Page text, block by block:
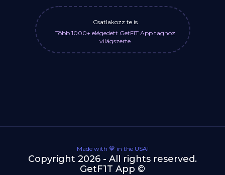
Csatlakozz te is
Több 1000+ elégedett GetFIT App taghoz
világszerte
Made with 💙 in the USA!
Copyright 2026 - All rights reserved.
GetF1T App ©